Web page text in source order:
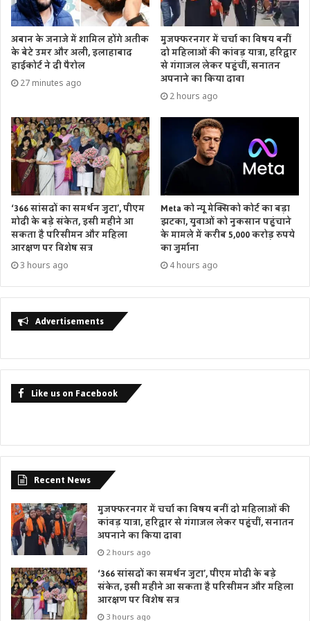
मण्डलों (आगरा, प्रयागराज, कानपुर, अयोध्या, गोरखपुर देवीपाठन
मण्डल, लखनऊ, मेरठ, बरेली, मुरादाबाद, वाराणसी, आजमगढ़,
मिर्जापुर) से आवर्त सभी 57 जिलों को भी लक्ष्यपूर्ति हेतु सम्मिलित किया
जाना प्रस्तावित है। प्रतिवर्ष 2000 बच्चों को लाभान्वित कराये जाने का
लक्ष्य निर्धारित है।
उत्तर प्रदेश मुख्यमंत्री बाल श्रमिक विद्या योजना के अन्तर्गत बच्चों की
पहचान श्रम विभाग के अधिकारियों की ओर से सर्वेक्षण/निरीक्षण में,
ग्राम पंचायतों, स्थानीय निकाय, चाइल्ड लाइन अथवा विद्यालय प्रबंध
समिति द्वारा किया जाता है। यदि माता-पिता या फिर दोनों किसी
लाइलाज रोग से पीड़ित हैं तो उनके बच्चों को चयन की प्राथमिकता दी
जायेगी। इस प्राथमिकता के लिए चीफ मेडिकल अफसर के द्वारा दिया
गया एक सर्टिफिकेट देना होगा। भूमिहीन परिवारों और महिला प्रमुख
परिवारों के चयन के लिए 2011 की जनगणना की सूची का उपयोग
किया जायेगा। प्रत्येक लाभार्थी की चयन के मंजूरी के बाद इसे ई-टैªकिंग
सिस्टम पर अपलोड किया जायेगा।
उत्तर प्रदेश बाल श्रमिक विद्या योजना के अन्तर्गत पंजीकरण हेतु
स्थायी निवासी होना चाहिए। आवेदक की आयु 8-18 वर्ष होनी चाहिए।
चाहिए। आवेदक के पास एक मोबाइल नम्बर होना चाहिए साथ ही
उठाया है।
अबान के जनाजे में शामिल होंगे अतीक
के बेटे उमर और अली, इलाहाबाद
हाईकोर्ट ने दी पैरोल
27 minutes ago
मुजफ्फरनगर में चर्चा का विषय बनीं
दो महिलाओं की कांवड़ यात्रा, हरिद्वार
से गंगाजल लेकर पहुंचीं, सनातन
अपनाने का किया दावा
2 hours ago
‘366 सांसदों का समर्थन जुटा’, पीएम
मोदी के बड़े संकेत, इसी महीने आ
सकता है परिसीमन और महिला
आरक्षण पर विशेष सत्र
3 hours ago
Meta को न्यू मेक्सिको कोर्ट का बड़ा
झटका, युवाओं को नुकसान पहुंचाने
के मामले में करीब 5,000 करोड़ रुपये
का जुर्माना
4 hours ago
Advertisements
Like us on Facebook
Recent News
मुजफ्फरनगर में चर्चा का विषय बनीं दो महिलाओं की
कांवड़ यात्रा, हरिद्वार से गंगाजल लेकर पहुंचीं, सनातन
अपनाने का किया दावा
2 hours ago
‘366 सांसदों का समर्थन जुटा’, पीएम मोदी के बड़े
संकेत, इसी महीने आ सकता है परिसीमन और महिला
आरक्षण पर विशेष सत्र
3 hours ago